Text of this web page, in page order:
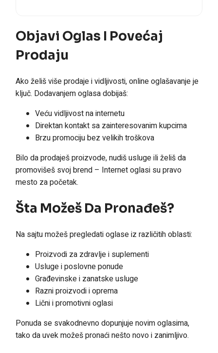
Objavi Oglas I Povećaj
Prodaju
Ako želiš više prodaje i vidljivosti, online oglašavanje je
ključ. Dodavanjem oglasa dobijaš:
Veću vidljivost na internetu
Direktan kontakt sa zainteresovanim kupcima
Brzu promociju bez velikih troškova
Bilo da prodaješ proizvode, nudiš usluge ili želiš da
promovišeš svoj brend – Internet oglasi su pravo
mesto za početak.
Šta Možeš Da Pronađeš?
Na sajtu možeš pregledati oglase iz različitih oblasti:
Proizvodi za zdravlje i suplementi
Usluge i poslovne ponude
Građevinske i zanatske usluge
Razni proizvodi i oprema
Lični i promotivni oglasi
Ponuda se svakodnevno dopunjuje novim oglasima,
tako da uvek možeš pronaći nešto novo i zanimljivo.